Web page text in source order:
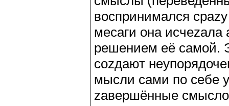
воспринимался
месаги она исчеzала
решением её самой.
соzдают
мысли сами по себе
zавершённые